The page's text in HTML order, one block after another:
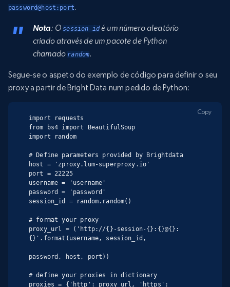
password@host:port.
Nota: Osession-idé um número aleatório
criado através de um pacote de Python
chamado random.
Segue-se o aspeto do exemplo de código para definir o seu
proxy a partir de Bright Data num pedido de Python:
import requests
from bs4 import BeautifulSoup
import random
# Define parameters provided by Brightdata
host = 'zproxy.lum-superproxy.io'
port = 22225
username = 'username'
password = 'password'
session_id = random.random()
# format your proxy
proxy_url = ('http://{}-session-{}:{}@{}:
{}'.format(username, session_id,
password, host, port))
# define your proxies in dictionary
proxies = {'http': proxy_url, 'https':
Copy